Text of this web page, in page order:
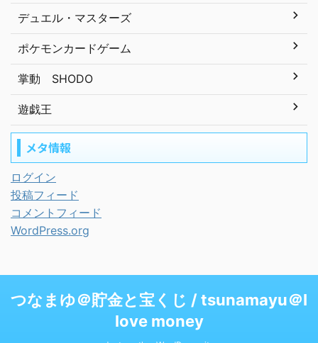
デュエル・マスターズ
ポケモンカードゲーム
掌動 SHODO
遊戯王
メタ情報
ログイン
投稿フィード
コメントフィード
WordPress.org
つなまゆ＠貯金と宝くじ / tsunamayu＠I
love money